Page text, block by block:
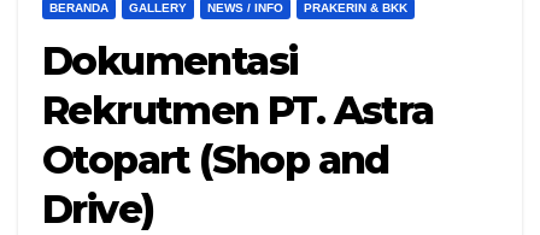
BERANDA GALLERY NEWS / INFO PRAKERIN & BKK
Dokumentasi
Rekrutmen PT. Astra
Otopart (Shop and
Drive)